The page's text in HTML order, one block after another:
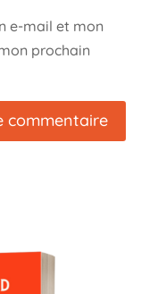
e-mail et mon
prochain